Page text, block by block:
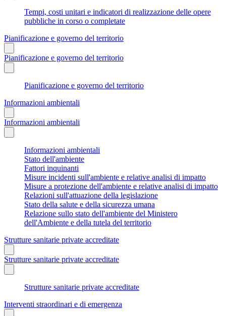
Tempi, costi unitari e indicatori di realizzazione delle opere
pubbliche in corso o completate
Pianificazione e governo del territorio
Pianificazione e governo del territorio
Pianificazione e governo del territorio
Informazioni ambientali
Informazioni ambientali
Informazioni ambientali
Stato dell'ambiente
Fattori inquinanti
Misure incidenti sull'ambiente e relative analisi di impatto
Misure a protezione dell'ambiente e relative analisi di impatto
Relazioni sull'attuazione della legislazione
Stato della salute e della sicurezza umana
Relazione sullo stato dell'ambiente del Ministero
dell'Ambiente e della tutela del territorio
Strutture sanitarie private accreditate
Strutture sanitarie private accreditate
Strutture sanitarie private accreditate
Interventi straordinari e di emergenza